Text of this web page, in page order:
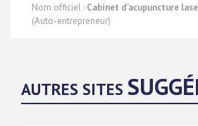
Nom officiel : Cabinet d'acupuncture
(Auto-entrepreneur)
AUTRES SITES